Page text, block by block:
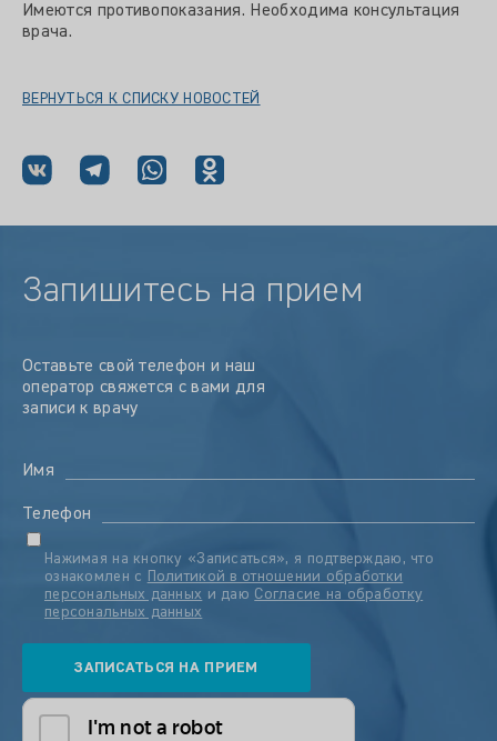
Имеются противопоказания. Необходима консультация
врача.
ВЕРНУТЬСЯ К СПИСКУ НОВОСТЕЙ
Запишитесь на прием
Оставьте свой телефон и наш
оператор свяжется с вами для
записи к врачу
Имя
Телефон
Нажимая на кнопку «Записаться», я подтверждаю, что
ознакомлен с Политикой в отношении обработки
персональных данных и даю Согласие на обработку
персональных данных